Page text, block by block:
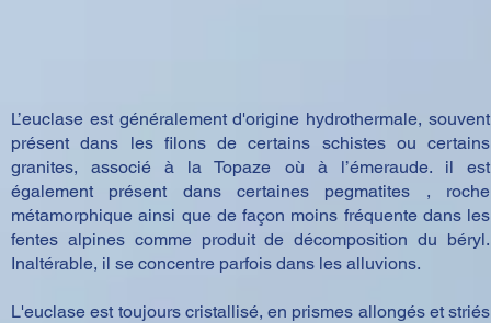
L’euclase est généralement d'origine hydrothermale, souvent
présent dans les filons de certains schistes ou certains
granites, associé à la Topaze où à l’émeraude. il est
également présent dans certaines pegmatites , roche
métamorphique ainsi que de façon moins fréquente dans les
fentes alpines comme produit de décomposition du béryl.
Inaltérable, il se concentre parfois dans les alluvions.
L'euclase est toujours cristallisé, en prismes allongés et striés